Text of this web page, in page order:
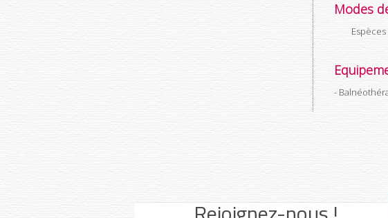
Modes
Espèces
Facebook Instagram